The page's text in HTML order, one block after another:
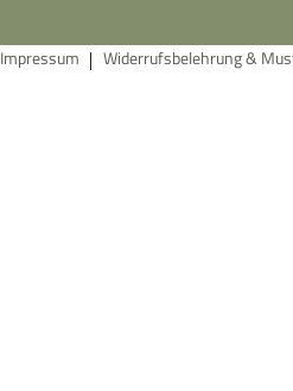
Impressum Widerrufsbelehrung &